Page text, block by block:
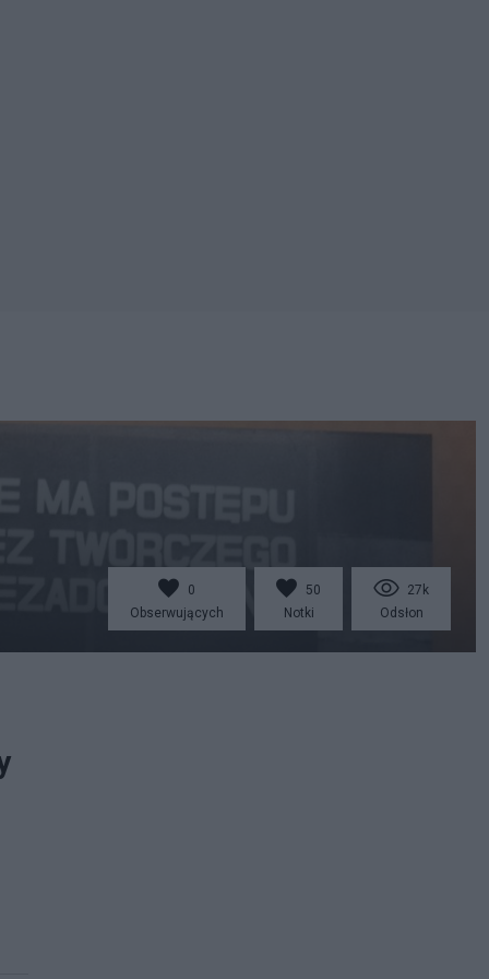
0
Obserwujących
50
Notki
27k
Odsłon